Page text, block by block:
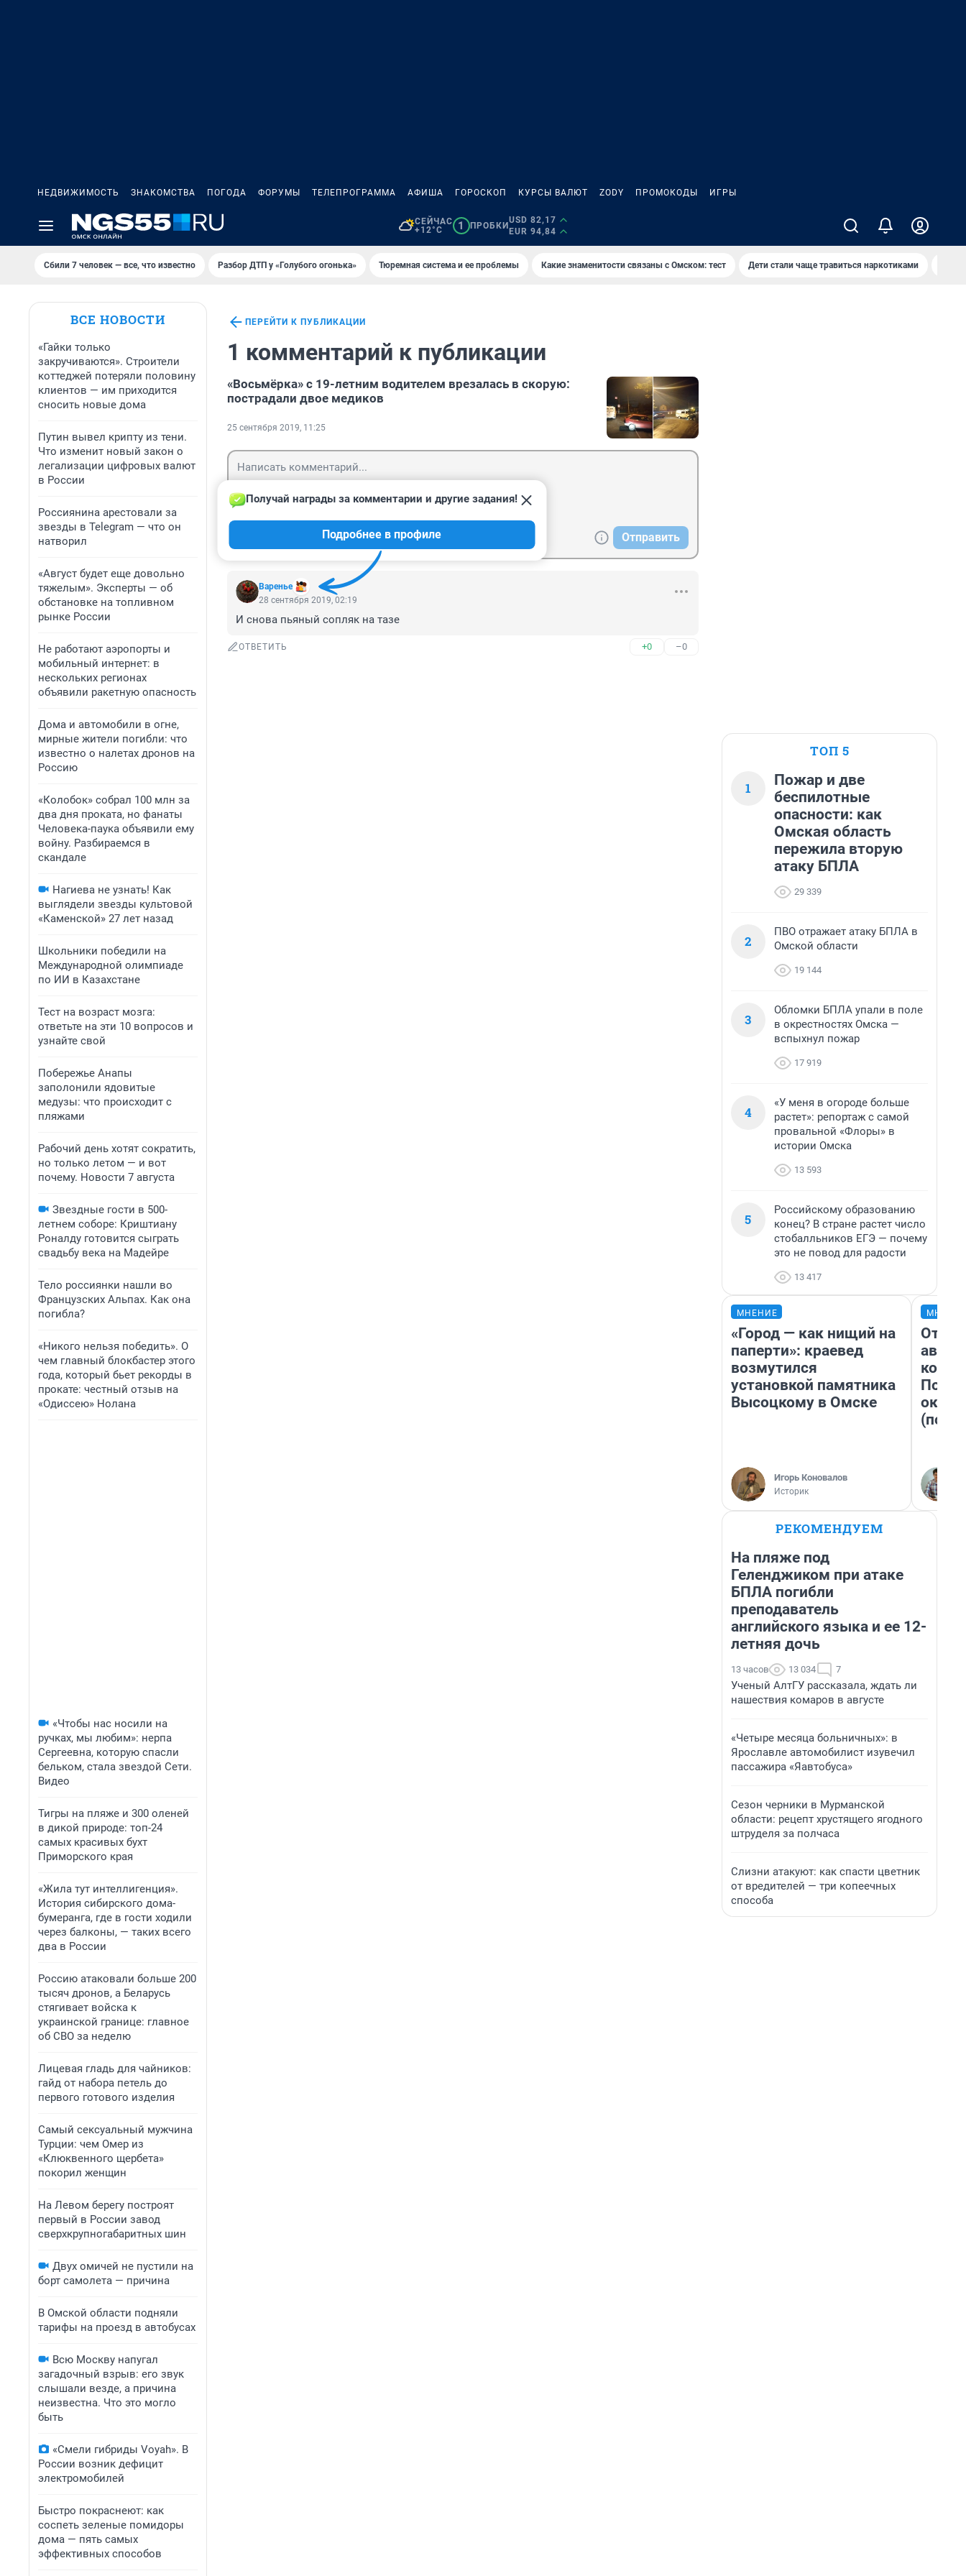
НЕДВИЖИМОСТЬ ЗНАКОМСТВА ПОГОДА ФОРУМЫ ТЕЛЕПРОГРАММА АФИША ГОРОСКОП КУРСЫ ВАЛЮТ ZODY ПРОМОКОДЫ ИГРЫ
СЕЙЧАС
+12°C
1 ПРОБКИ
USD 82,17
EUR 94,84
Сбили 7 человек — все, что известно Разбор ДТП у «Голубого огонька» Тюремная система и ее проблемы Какие знаменитости связаны с Омском: тест Дети стали чаще травиться наркотиками
ВСЕ НОВОСТИ
«Гайки только
закручиваются». Строители
коттеджей потеряли половину
клиентов — им приходится
сносить новые дома
Путин вывел крипту из тени.
Что изменит новый закон о
легализации цифровых валют
в России
Россиянина арестовали за
звезды в Telegram — что он
натворил
«Август будет еще довольно
тяжелым». Эксперты — об
обстановке на топливном
рынке России
Не работают аэропорты и
мобильный интернет: в
нескольких регионах
объявили ракетную опасность
Дома и автомобили в огне,
мирные жители погибли: что
известно о налетах дронов на
Россию
«Колобок» собрал 100 млн за
два дня проката, но фанаты
Человека-паука объявили ему
войну. Разбираемся в
скандале
Нагиева не узнать! Как
выглядели звезды культовой
«Каменской» 27 лет назад
Школьники победили на
Международной олимпиаде
по ИИ в Казахстане
Тест на возраст мозга:
ответьте на эти 10 вопросов и
узнайте свой
Побережье Анапы
заполонили ядовитые
медузы: что происходит с
пляжами
Рабочий день хотят сократить,
но только летом — и вот
почему. Новости 7 августа
Звездные гости в 500-
летнем соборе: Криштиану
Роналду готовится сыграть
свадьбу века на Мадейре
Тело россиянки нашли во
Французских Альпах. Как она
погибла?
«Никого нельзя победить». О
чем главный блокбастер этого
года, который бьет рекорды в
прокате: честный отзыв на
«Одиссею» Нолана
«Чтобы нас носили на
ручках, мы любим»: нерпа
Сергеевна, которую спасли
бельком, стала звездой Сети.
Видео
Тигры на пляже и 300 оленей
в дикой природе: топ-24
самых красивых бухт
Приморского края
«Жила тут интеллигенция».
История сибирского дома-
бумеранга, где в гости ходили
через балконы, — таких всего
два в России
Россию атаковали больше 200
тысяч дронов, а Беларусь
стягивает войска к
украинской границе: главное
об СВО за неделю
Лицевая гладь для чайников:
гайд от набора петель до
первого готового изделия
Самый сексуальный мужчина
Турции: чем Омер из
«Клюквенного щербета»
покорил женщин
На Левом берегу построят
первый в России завод
сверхкрупногабаритных шин
Двух омичей не пустили на
борт самолета — причина
В Омской области подняли
тарифы на проезд в автобусах
Всю Москву напугал
загадочный взрыв: его звук
слышали везде, а причина
неизвестна. Что это могло
быть
«Смели гибриды Voyah». В
России возник дефицит
электромобилей
Быстро покраснеют: как
соспеть зеленые помидоры
дома — пять самых
эффективных способов
ПЕРЕЙТИ К ПУБЛИКАЦИИ
1 комментарий к публикации
«Восьмёрка» с 19-летним водителем врезалась в скорую:
пострадали двое медиков
25 сентября 2019, 11:25
Отправить
Варенье
Получай награды за комментарии и другие задания!
Подробнее в профиле
28 сентября 2019, 02:19
И снова пьяный сопляк на тазе
ОТВЕТИТЬ +0 –0
ТОП 5
1
Пожар и две
беспилотные
опасности: как
Омская область
пережила вторую
атаку БПЛА
29 339
2
ПВО отражает атаку БПЛА в
Омской области
19 144
3
Обломки БПЛА упали в поле
в окрестностях Омска —
вспыхнул пожар
17 919
4
«У меня в огороде больше
растет»: репортаж с самой
провальной «Флоры» в
истории Омска
13 593
5
Российскому образованию
конец? В стране растет число
стобалльников ЕГЭ — почему
это не повод для радости
13 417
МНЕНИЕ
«Город — как нищий на
паперти»: краевед
возмутился
установкой памятника
Высоцкому в Омске
Игорь Коновалов
Историк
От
РЕКОМЕНДУЕМ
На пляже под
Геленджиком при атаке
БПЛА погибли
преподаватель
английского языка и ее 12-
летняя дочь
13 часов 13 034 7
Ученый АлтГУ рассказала, ждать ли
нашествия комаров в августе
«Четыре месяца больничных»: в
Ярославле автомобилист изувечил
пассажира «Яавтобуса»
Сезон черники в Мурманской
области: рецепт хрустящего ягодного
штруделя за полчаса
Слизни атакуют: как спасти цветник
от вредителей — три копеечных
способа